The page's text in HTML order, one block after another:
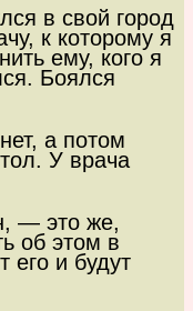
в свой город
к которому я
ему, кого я
Боялся
а потом
У врача
— это же,
об этом в
его и будут